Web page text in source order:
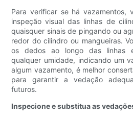
Para verificar se há vazamentos,
inspeção visual das linhas de
quaisquer sinais de pingando ou
redor do cilindro ou mangueiras.
os dedos ao longo das linhas
qualquer umidade, indicando um
algum vazamento, é melhor
para garantir a vedação
futuros.
Inspecione e substitua as